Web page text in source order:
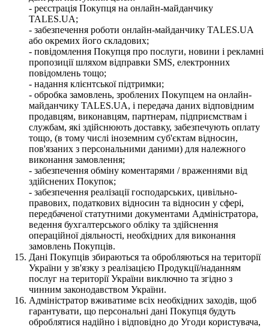
- реєстрація Покупця на онлайн-майданчику
TALES.UA;
- забезпечення роботи онлайн-майданчику TALES.UA
або окремих його складових;
- повідомлення Покупця про послуги, новини і рекламні
пропозиції шляхом відправки SMS, електронних
повідомлень тощо;
- надання клієнтської підтримки;
- обробка замовлень, зроблених Покупцем на онлайн-
майданчику TALES.UA, і передача даних відповідним
продавцям, виконавцям, партнерам, підприємствам і
службам, які здійснюють доставку, забезпечують оплату
тощо, (в тому числі іноземним суб'єктам відносин,
пов'язаних з персональними даними) для належного
виконання замовлення;
- забезпечення обміну коментарями / враженнями від
здійснених Покупок;
- забезпечення реалізації господарських, цивільно-
правових, податкових відносин та відносин у сфері,
передбаченої статутними документами Адміністратора,
ведення бухгалтерського обліку та здійснення
операційної діяльності, необхідних для виконання
замовлень Покупців.
Дані Покупців збираються та обробляються на території
України у зв'язку з реалізацією Продукції/наданням
послуг на території України виключно та згідно з
чинним законодавством України.
Адміністратор вживатиме всіх необхідних заходів, щоб
гарантувати, що персональні дані Покупця будуть
оброблятися надійно і відповідно до Угоди користувача,